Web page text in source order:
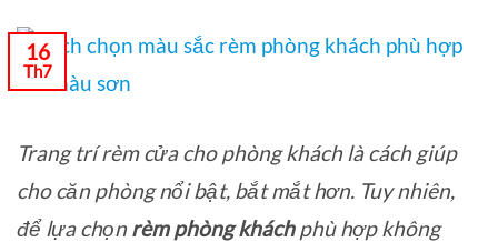
16
Th7
Trang trí rèm cửa cho phòng khách là cách giúp
cho căn phòng nổi bật, bắt mắt hơn. Tuy nhiên,
để lựa chọnrèm phòng kháchphù hợp không